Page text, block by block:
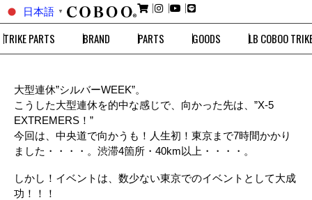
日本語 ▼
TRIKE PARTS BRAND PARTS GOODS LB COBOO
大型連休”シルバーWEEK”。
こうした大型連休を的中な感じで、向かった先は、”X-5
EXTREMERS！”
今回は、中央道で向かうも！人生初！東京まで7時間かかり
ました・・・・。渋滞4箇所・40km以上・・・・。
しかし！イベントは、数少ない東京でのイベントとして大成
功！！！